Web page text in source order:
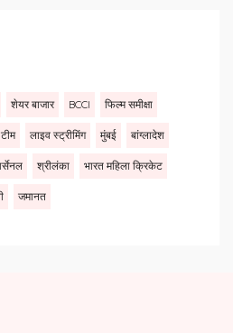
शेयर बाजार BCCI फिल्म समीक्षा
लाइव स्ट्रीमिंग मुंबई बांग्लादेश
श्रीलंका भारत महिला क्रिकेट
जमानत